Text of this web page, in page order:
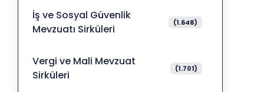
İş ve Sosyal Güvenlik
Mevzuatı Sirküleri
(1.648)
Vergi ve Mali Mevzuat
Sirküleri
(1.701)